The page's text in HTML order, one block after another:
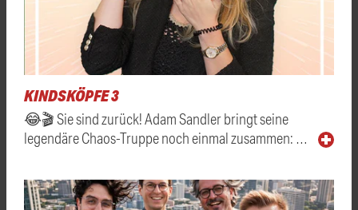
KINDSKÖPFE 3
😂🎬 Sie sind zurück! Adam Sandler bringt seine
legendäre Chaos-Truppe noch einmal zusammen: …